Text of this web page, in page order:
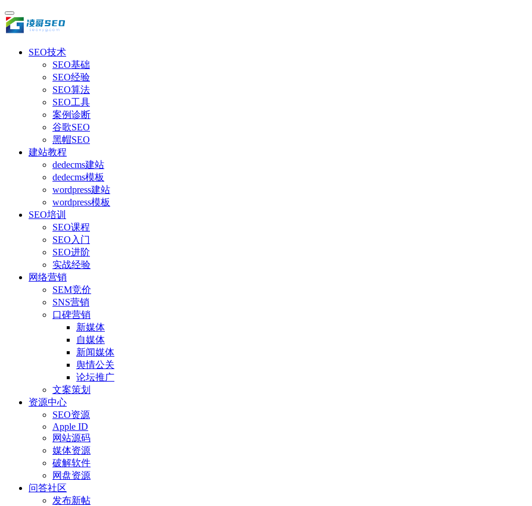
SEO技术
SEO基础
SEO经验
SEO算法
SEO工具
案例诊断
谷歌SEO
黑帽SEO
建站教程
dedecms建站
dedecms模板
wordpress建站
wordpress模板
SEO培训
SEO课程
SEO入门
SEO进阶
实战经验
网络营销
SEM竞价
SNS营销
口碑营销
新媒体
自媒体
新闻媒体
舆情公关
论坛推广
文案策划
资源中心
SEO资源
Apple ID
网站源码
媒体资源
破解软件
网盘资源
问答社区
发布新帖